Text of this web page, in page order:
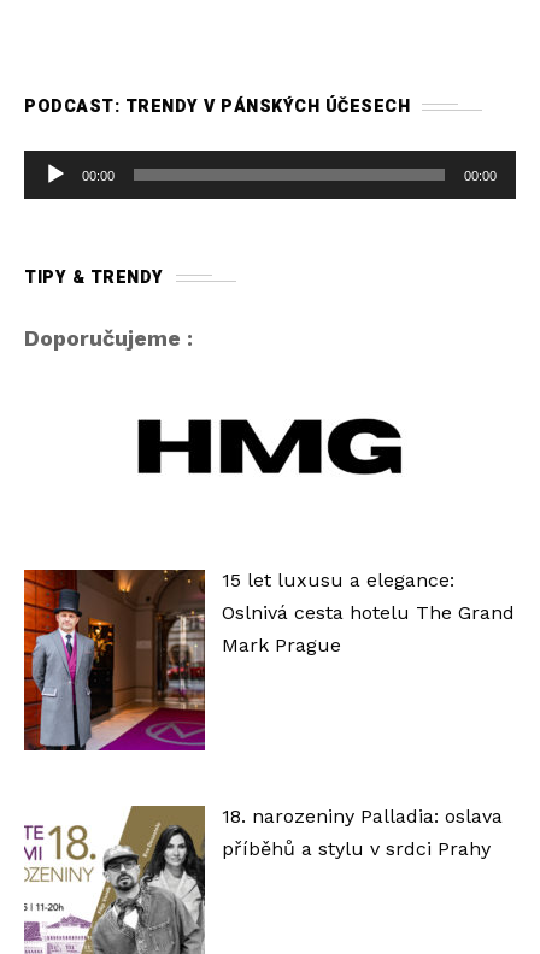
PODCAST: TRENDY V PÁNSKÝCH ÚČESECH
u
i
p
č
00:00 00:00
TIPY & TRENDY
Doporučujeme :
15 let luxusu a elegance:
Oslnivá cesta hotelu The Grand
Mark Prague
18. narozeniny Palladia: oslava
příběhů a stylu v srdci Prahy